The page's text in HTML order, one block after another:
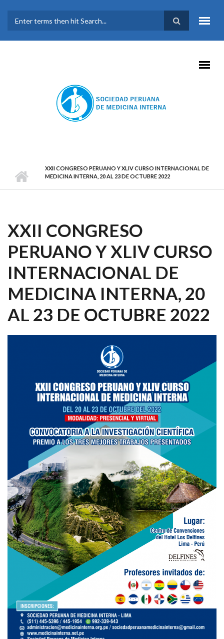
FORMULARIO DE
BÚSQUEDA
XXII CONGRESO PERUANO Y XLIV CURSO INTERNACIONAL DE
MEDICINA INTERNA, 20 AL 23 DE OCTUBRE 2022
XXII CONGRESO
PERUANO Y XLIV CURSO
INTERNACIONAL DE
MEDICINA INTERNA, 20
AL 23 DE OCTUBRE 2022